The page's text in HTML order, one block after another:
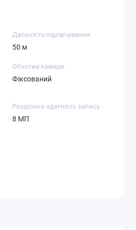
Дальність підсвічування.
50 м
Об'єктив камери.
Фіксований
Роздільна здатність запису.
8 МП